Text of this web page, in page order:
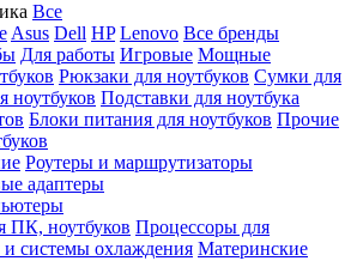
Все
Asus Dell HP Lenovo Все бренды
Для работы Игровые Мощные
Рюкзаки для ноутбуков Сумки для
ноутбуков Подставки для ноутбука
Блоки питания для ноутбуков Прочие
Роутеры и маршрутизаторы
адаптеры
ПК, ноутбуков Процессоры для
системы охлаждения Материнские